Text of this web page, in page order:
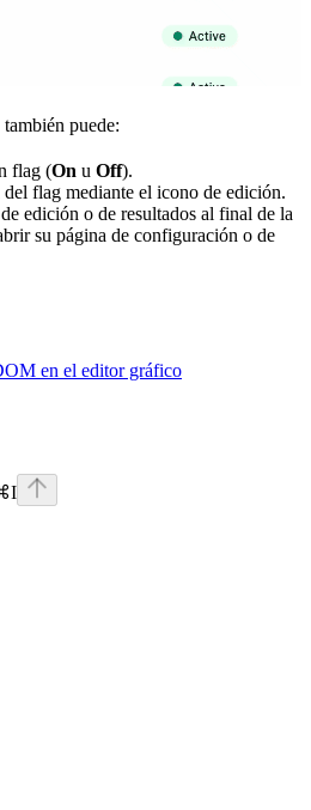
puede:
flag (On u Off).
flag mediante el icono de edición.
edición o de resultados al final de la
su página de configuración o de
en el editor gráfico
I